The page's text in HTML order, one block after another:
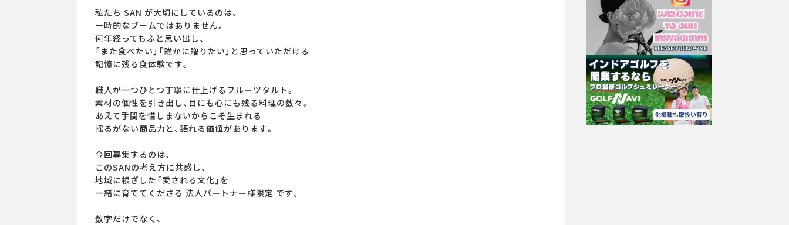
私たち SAN が大切にしているのは、
一時的なブームではありません。
何年経ってもふと思い出し、
「また食べたい」「誰かに贈りたい」と思っていただける
記憶に残る食体験です。
職人が一つひとつ丁寧に仕上げるフルーツタルト。
素材の個性を引き出し、目にも心にも残る料理の数々。
あえて手間を惜しまないからこそ生まれる
揺るがない商品力と、語れる価値があります。
今回募集するのは、
このSANの考え方に共感し、
地域に根ざした「愛される文化」を
一緒に育ててくださる 法人パートナー様限定 です。
数字だけでなく、